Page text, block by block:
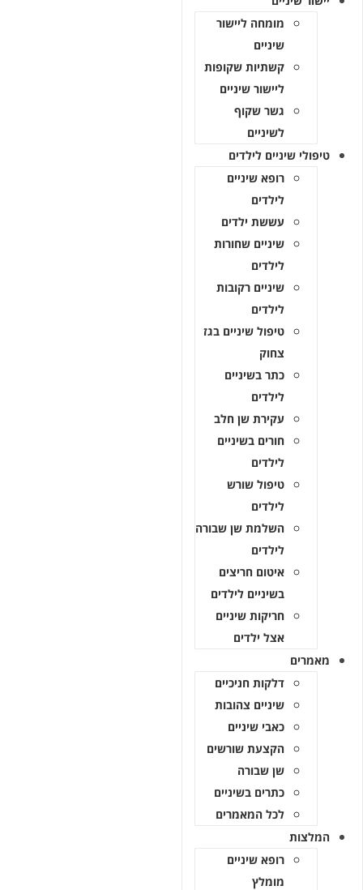
מומחה ליישור
שיניים
קשתיות שקופות
ליישור שיניים
גשר שקוף
לשיניים
טיפולי שיניים לילדים
רופא שיניים
לילדים
עששת ילדים
שיניים שחורות
לילדים
שיניים רקובות
לילדים
טיפול שיניים בגז
כתר בשיניים
לילדים
עקירת שן חלב
חורים בשיניים
לילדים
טיפול שורש
לילדים
השלמת שן שבורה
לילדים
איטום חריצים
בשיניים לילדים
חריקות שיניים
אצל ילדים
מאמרים
דלקות חניכיים
שיניים צהובות
כאבי שיניים
הקצעת שורשים
שן שבורה
כתרים בשיניים
לכל המאמרים
המלצות
רופא שיניים
מומלץ